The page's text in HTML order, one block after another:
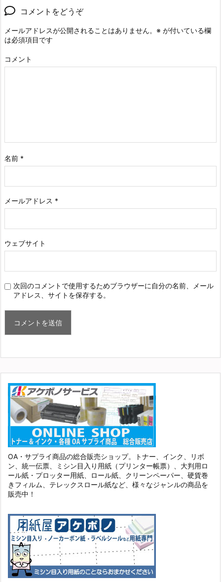
コメントをどうぞ
メールアドレスが公開されることはありません。 ※ が付いている欄
は必須項目です
コメント
名前 *
メールアドレス *
ウェブサイト
次回のコメントで使用するためブラウザーに自分の名前、メール
アドレス、サイトを保存する。
OA・サプライ商品の総合販売ショップ。トナー、インク、リボ
ン、統一伝票、ミシン目入り用紙（プリンター帳票）、大判用ロ
ール紙・プロッター用紙、ロール紙、クリーンペーパー、硬貨巻
きフィルム、テレックスロール紙など、様々なジャンルの商品を
販売中！